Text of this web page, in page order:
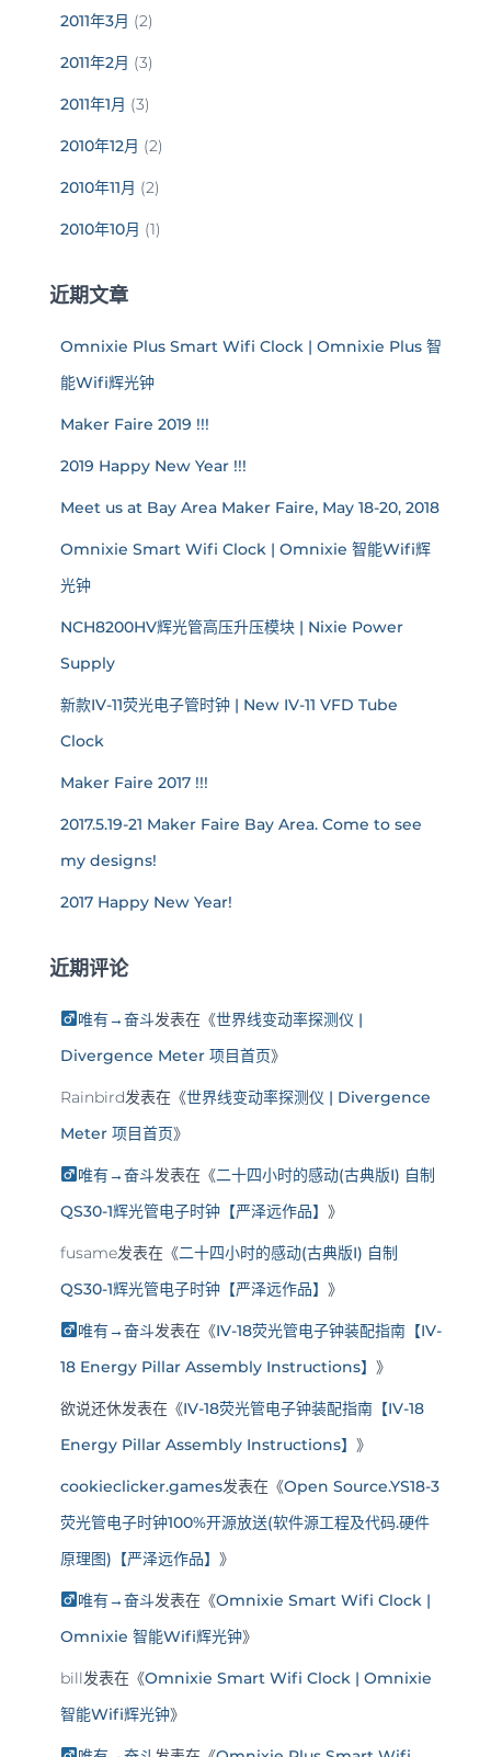
2011年3月 (2)
2011年2月 (3)
2011年1月 (3)
2010年12月 (2)
2010年11月 (2)
2010年10月 (1)
近期文章
Omnixie Plus Smart Wifi Clock | Omnixie Plus 智
能Wifi辉光钟
Maker Faire 2019 !!!
2019 Happy New Year !!!
Meet us at Bay Area Maker Faire, May 18-20, 2018
Omnixie Smart Wifi Clock | Omnixie 智能Wifi辉
光钟
NCH8200HV辉光管高压升压模块 | Nixie Power
Supply
新款IV-11荧光电子管时钟 | New IV-11 VFD Tube
Clock
Maker Faire 2017 !!!
2017.5.19-21 Maker Faire Bay Area. Come to see
my designs!
2017 Happy New Year!
近期评论
唯有→奋斗发表在《世界线变动率探测仪 |
Divergence Meter 项目首页》
Rainbird发表在《世界线变动率探测仪 | Divergence
Meter 项目首页》
唯有→奋斗发表在《二十四小时的感动(古典版I) 自制
QS30-1辉光管电子时钟【严泽远作品】 》
fusame发表在《二十四小时的感动(古典版I) 自制
QS30-1辉光管电子时钟【严泽远作品】 》
唯有→奋斗发表在《IV-18荧光管电子钟装配指南【IV-
18 Energy Pillar Assembly Instructions】 》
欲说还休发表在《IV-18荧光管电子钟装配指南【IV-18
Energy Pillar Assembly Instructions】 》
cookieclicker.games发表在《Open Source.YS18-3
荧光管电子时钟100%开源放送(软件源工程及代码.硬件
原理图)【严泽远作品】 》
唯有→奋斗发表在《Omnixie Smart Wifi Clock |
Omnixie 智能Wifi辉光钟》
bill发表在《Omnixie Smart Wifi Clock | Omnixie
智能Wifi辉光钟》